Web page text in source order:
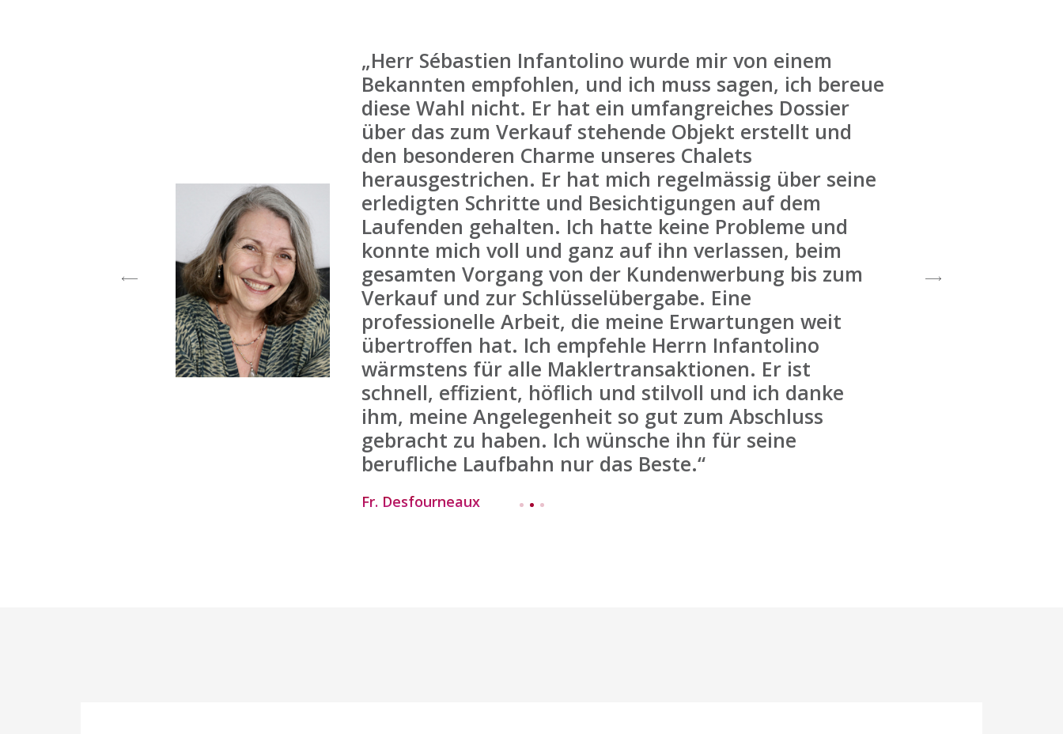
„Herr Sébastien Infantolino wurde mir von einem
Bekannten empfohlen, und ich muss sagen, ich bereue
diese Wahl nicht. Er hat ein umfangreiches Dossier
über das zum Verkauf stehende Objekt erstellt und
den besonderen Charme unseres Chalets
herausgestrichen. Er hat mich regelmässig über seine
erledigten Schritte und Besichtigungen auf dem
Laufenden gehalten. Ich hatte keine Probleme und
konnte mich voll und ganz auf ihn verlassen, beim
gesamten Vorgang von der Kundenwerbung bis zum
Verkauf und zur Schlüsselübergabe. Eine
professionelle Arbeit, die meine Erwartungen weit
übertroffen hat. Ich empfehle Herrn Infantolino
wärmstens für alle Maklertransaktionen. Er ist
schnell, effizient, höflich und stilvoll und ich danke
ihm, meine Angelegenheit so gut zum Abschluss
gebracht zu haben. Ich wünsche ihn für seine
berufliche Laufbahn nur das Beste.“
Fr. Desfourneaux